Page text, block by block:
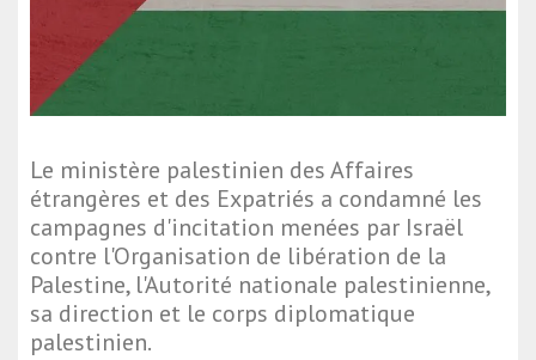
Le ministère palestinien des Affaires
étrangères et des Expatriés a condamné les
campagnes d'incitation menées par Israël
contre l'Organisation de libération de la
Palestine, l'Autorité nationale palestinienne,
sa direction et le corps diplomatique
palestinien.